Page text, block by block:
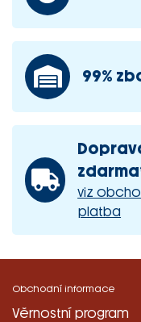
99%
viz
platba
Obchodní informace
Věrnostní program